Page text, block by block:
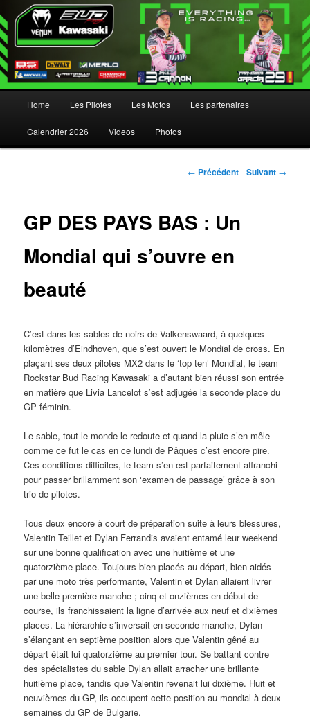
Aller au contenu principal
Aller au contenu secondaire
Home Les Pilotes Les Motos Les partenaires
Calendrier 2026 Videos Photos
Navigation des articles
← Précédent Suivant →
GP DES PAYS BAS : Un
Mondial qui s’ouvre en
beauté
C’est dans les sables de noirs de Valkenswaard, à quelques
kilomètres d’Eindhoven, que s’est ouvert le Mondial de cross. En
plaçant ses deux pilotes MX2 dans le ‘top ten’ Mondial, le team
Rockstar Bud Racing Kawasaki a d’autant bien réussi son entrée
en matière que Livia Lancelot s’est adjugée la seconde place du
GP féminin.
Le sable, tout le monde le redoute et quand la pluie s’en mêle
comme ce fut le cas en ce lundi de Pâques c’est encore pire.
Ces conditions difficiles, le team s’en est parfaitement affranchi
pour passer brillamment son ‘examen de passage’ grâce à son
trio de pilotes.
Tous deux encore à court de préparation suite à leurs blessures,
Valentin Teillet et Dylan Ferrandis avaient entamé leur weekend
sur une bonne qualification avec une huitième et une
quatorzième place. Toujours bien placés au départ, bien aidés
par une moto très performante, Valentin et Dylan allaient livrer
une belle première manche ; cinq et onzièmes en début de
course, ils franchissaient la ligne d’arrivée aux neuf et dixièmes
places. La hiérarchie s’inversait en seconde manche, Dylan
s’élançant en septième position alors que Valentin gêné au
départ était lui quatorzième au premier tour. Se battant contre
des spécialistes du sable Dylan allait arracher une brillante
huitième place, tandis que Valentin revenait lui dixième. Huit et
neuvièmes du GP, ils occupent cette position au mondial à deux
semaines du GP de Bulgarie.